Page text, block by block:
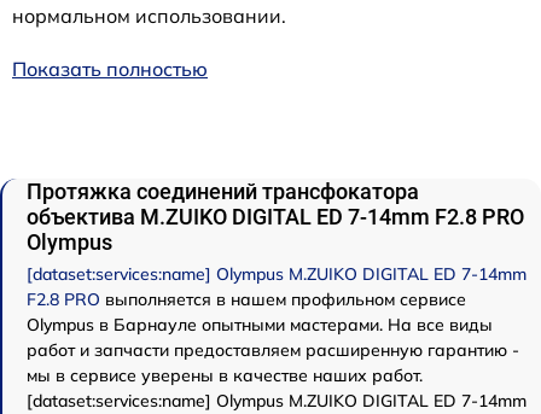
нормальном использовании.
Показать полностью
Протяжка соединений трансфокатора
объектива M.ZUIKO DIGITAL ED 7-14mm F2.8 PRO
Olympus
[dataset:services:name] Olympus M.ZUIKO DIGITAL ED 7-14mm
F2.8 PRO выполняется в нашем профильном сервисе
Olympus в Барнауле опытными мастерами. На все виды
работ и запчасти предоставляем расширенную гарантию -
мы в сервисе уверены в качестве наших работ.
[dataset:services:name] Olympus M.ZUIKO DIGITAL ED 7-14mm